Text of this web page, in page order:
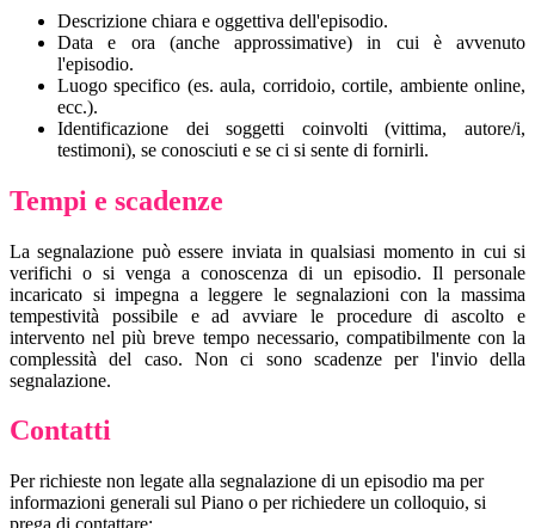
Descrizione chiara e oggettiva dell'episodio.
Data e ora (anche approssimative) in cui è avvenuto
l'episodio.
Luogo specifico (es. aula, corridoio, cortile, ambiente online,
ecc.).
Identificazione dei soggetti coinvolti (vittima, autore/i,
testimoni), se conosciuti e se ci si sente di fornirli.
Tempi e scadenze
La segnalazione può essere inviata in qualsiasi momento in cui si
verifichi o si venga a conoscenza di un episodio. Il personale
incaricato si impegna a leggere le segnalazioni con la massima
tempestività possibile e ad avviare le procedure di ascolto e
intervento nel più breve tempo necessario, compatibilmente con la
complessità del caso. Non ci sono scadenze per l'invio della
segnalazione.
Contatti
Per richieste non legate alla segnalazione di un episodio ma per
informazioni generali sul Piano o per richiedere un colloquio, si